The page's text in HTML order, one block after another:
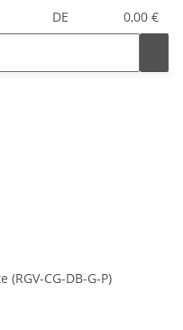
DE 0,00 €